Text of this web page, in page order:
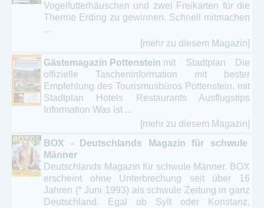
Vogelfutterhäuschen und zwei Freikarten für die
Therme Erding zu gewinnen. Schnell mitmachen
...
[mehr zu diesem Magazin]
Gästemagazin Pottenstein mit Stadtplan Die
offizielle Tascheninformation mit bester
Empfehlung des Tourismusbüros Pottenstein. mit
Stadtplan Hotels Restaurants Ausflugstips
Information Was ist ...
[mehr zu diesem Magazin]
BOX - Deutschlands Magazin für schwule
Männer
Deutschlands Magazin für schwule Männer. BOX
erscheint ohne Unterbrechung seit über 16
Jahren (* Juni 1993) als schwule Zeitung in ganz
Deutschland. Egal ob Sylt oder Konstanz,